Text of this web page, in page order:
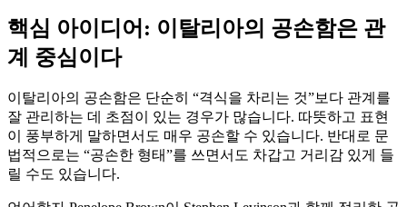
핵심 아이디어: 이탈리아의 공손함은 관
계 중심이다
이탈리아의 공손함은 단순히 “격식을 차리는 것”보다 관계를
잘 관리하는 데 초점이 있는 경우가 많습니다. 따뜻하고 표현
이 풍부하게 말하면서도 매우 공손할 수 있습니다. 반대로 문
법적으로는 “공손한 형태”를 쓰면서도 차갑고 거리감 있게 들
릴 수도 있습니다.